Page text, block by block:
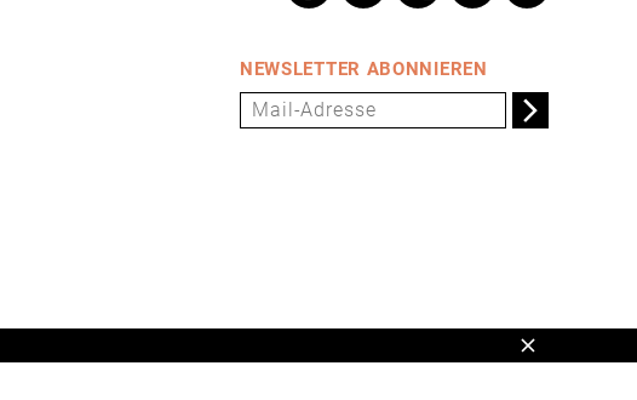
NEWSLETTER ABONNIEREN
Schließen